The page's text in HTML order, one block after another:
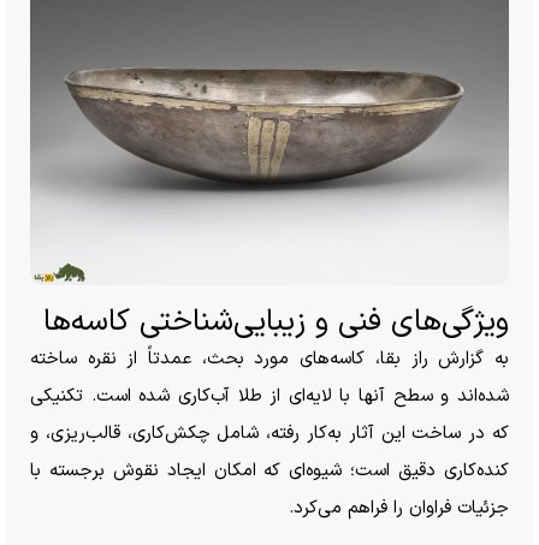
ویژگی‌های فنی و زیبایی‌شناختی کاسه‌ها
به گزارش راز بقا، کاسه‌های مورد بحث، عمدتاً از نقره ساخته
شده‌اند و سطح آنها با لایه‌ای از طلا آب‌کاری شده است. تکنیکی
که در ساخت این آثار به‌کار رفته، شامل چکش‌کاری، قالب‌ریزی، و
کنده‌کاری دقیق است؛ شیوه‌ای که امکان ایجاد نقوش برجسته با
جزئیات فراوان را فراهم می‌کرد.